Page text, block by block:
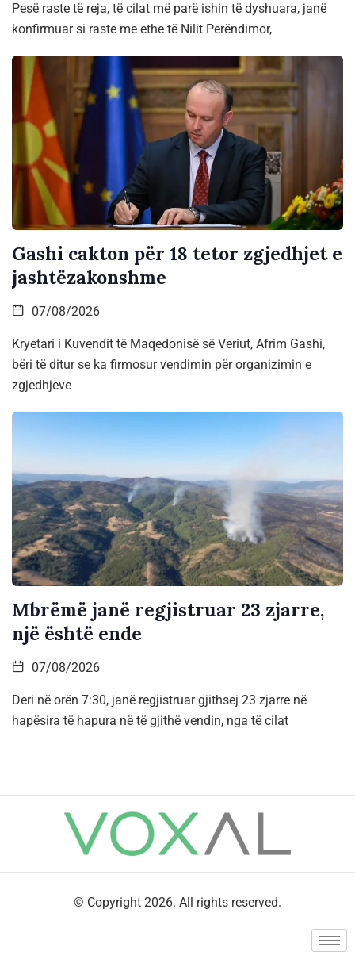
Pesë raste të reja, të cilat më parë ishin të dyshuara, janë
konfirmuar si raste me ethe të Nilit Perëndimor,
Gashi cakton për 18 tetor zgjedhjet e
jashtëzakonshme
07/08/2026
Kryetari i Kuvendit të Maqedonisë së Veriut, Afrim Gashi,
bëri të ditur se ka firmosur vendimin për organizimin e
zgjedhjeve
Mbrëmë janë regjistruar 23 zjarre,
një është ende
07/08/2026
Deri në orën 7:30, janë regjistruar gjithsej 23 zjarre në
hapësira të hapura në të gjithë vendin, nga të cilat
© Copyright 2026. All rights reserved.